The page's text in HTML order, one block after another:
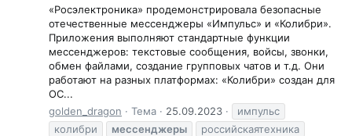
«Росэлектроника» продемонстрировала безопасные
отечественные мессенджеры «Импульс» и «Колибри».
Приложения выполняют стандартные функции
мессенджеров: текстовые сообщения, войсы, звонки,
обмен файлами, создание групповых чатов и т.д. Они
работают на разных платформах: «Колибри» создан для
ОС...
golden_dragon
Тема 25.09.2023
импульс
колибри
мессенджеры
российскаятехника